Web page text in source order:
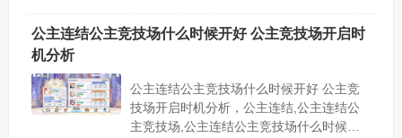
29700，开服第四天的转生号。按照目前一
爷爷告奶奶都没用2)胜率高一些，三万是
平...
公主连结公主竞技场什么时候开好 公主竞技场开启时
机分析
公主连结公主竞技场什么时候开好 公主竞
技场开启时机分析，公主连结,公主连结公
主竞技场,公主连结公主竞技场什么时候